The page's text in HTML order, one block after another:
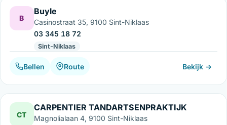
B
Buyle
Casinostraat 35, 9100 Sint-Niklaas
03 345 18 72
Sint-Niklaas
Bellen Route Bekijk →
CT
CARPENTIER TANDARTSENPRAKTIJK
Magnolialaan 4, 9100 Sint-Niklaas